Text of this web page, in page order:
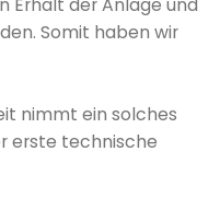
Erhalt der Anlage und
Somit haben wir
nimmt ein solches
erste technische